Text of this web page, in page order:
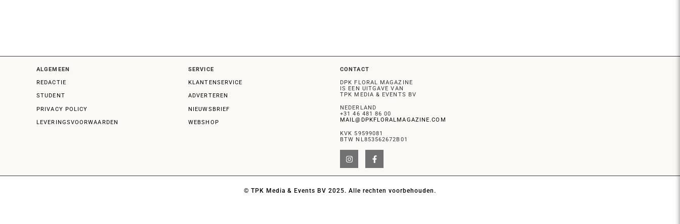
ALGEMEEN
REDACTIE
STUDENT
PRIVACY POLICY
LEVERINGSVOORWAARDEN
SERVICE
KLANTENSERVICE
ADVERTEREN
NIEUWSBRIEF
WEBSHOP
CONTACT
DPK FLORAL MAGAZINE
IS EEN UITGAVE VAN
TPK MEDIA & EVENTS BV
NEDERLAND
+31 46 481 86 00
MAIL@DPKFLORALMAGAZINE.COM
KVK 59599081
BTW NL853562672B01
© TPK Media & Events BV 2025. Alle rechten voorbehouden.